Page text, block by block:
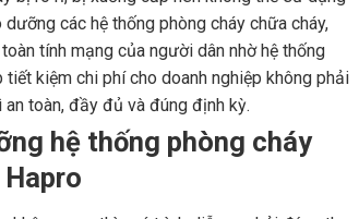
các hệ thống phòng cháy chữa cháy,
tính mạng của người dân nhờ hệ thống
kiệm chi phí cho doanh nghiệp không phải
toàn, đầy đủ và đúng định kỳ.
hệ thống phòng cháy